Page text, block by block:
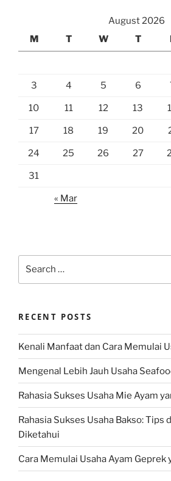
August 2026
M
T W T
3 4 5 6
10 11 12 13
17 18 19 20
24 25 26 27
31
« Mar
RECENT POSTS
Kenali Manfaat dan Cara Memulai
Mengenal Lebih Jauh Usaha
Rahasia Sukses Usaha Mie Ayam
Rahasia Sukses Usaha Bakso: Tips
Diketahui
Cara Memulai Usaha Ayam Geprek